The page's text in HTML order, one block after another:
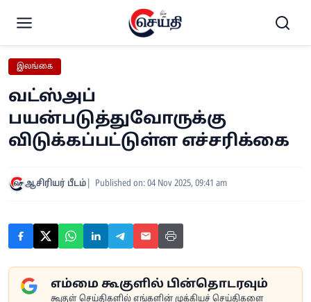
இலங்கை
வட்ஸ்அப்
பயன்படுத்துவோருக்கு
விடுக்கப்பட்டுள்ள எச்சரிக்கை
ஆசிரியர் பீடம் Published on: 04 Nov 2025, 09:41 am
எம்மை கூகுளில் பின்தொடரவும்
கூகுள் செய்திகளில் எங்களின் முக்கியச் செய்திகளை